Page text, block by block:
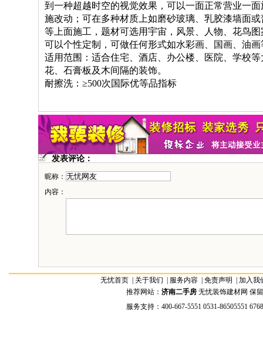
到一种超越时空的视觉效果，可以一面正常营业一
施改动；可在多种材质上如磨砂玻璃、乳胶漆墙面
等上面施工，题材可选用宇宙，风景、人物、花鸟
可以个性定制，可做任何形式如水彩画、国画、油
适用范围：适合住宅、酒店、办公楼、医院、学校
花、石膏板及木间隔的装饰。
耐擦洗：≥500次国际优等品指标
发表评论：
昵称：
内容：
无忧首页 关于我们 服务内容 免责声明
加入我
推荐网站： 济南二手房 无忧装饰建材网 保
服务支持：400-667-5551 0531-86505551